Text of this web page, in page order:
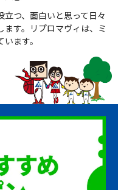
つ、面白いと思って日々
ます。リプロマヴィは、ミ
ます。